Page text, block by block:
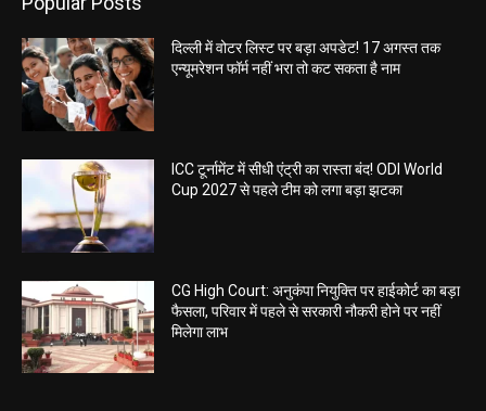
दिल्ली में वोटर लिस्ट पर बड़ा अपडेट! 17 अगस्त तक
एन्यूमरेशन फॉर्म नहीं भरा तो कट सकता है नाम
ICC टूर्नामेंट में सीधी एंट्री का रास्ता बंद! ODI World
Cup 2027 से पहले टीम को लगा बड़ा झटका
CG High Court: अनुकंपा नियुक्ति पर हाईकोर्ट का बड़ा
फैसला, परिवार में पहले से सरकारी नौकरी होने पर नहीं
मिलेगा लाभ